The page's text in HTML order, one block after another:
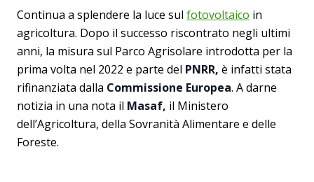
Continua a splendere la luce sul fotovoltaico in
agricoltura. Dopo il successo riscontrato negli ultimi
anni, la misura sul Parco Agrisolare introdotta per la
prima volta nel 2022 e parte del PNRR, è infatti stata
rifinanziata dalla Commissione Europea. A darne
notizia in una nota il Masaf, il Ministero
dell’Agricoltura, della Sovranità Alimentare e delle
Foreste.